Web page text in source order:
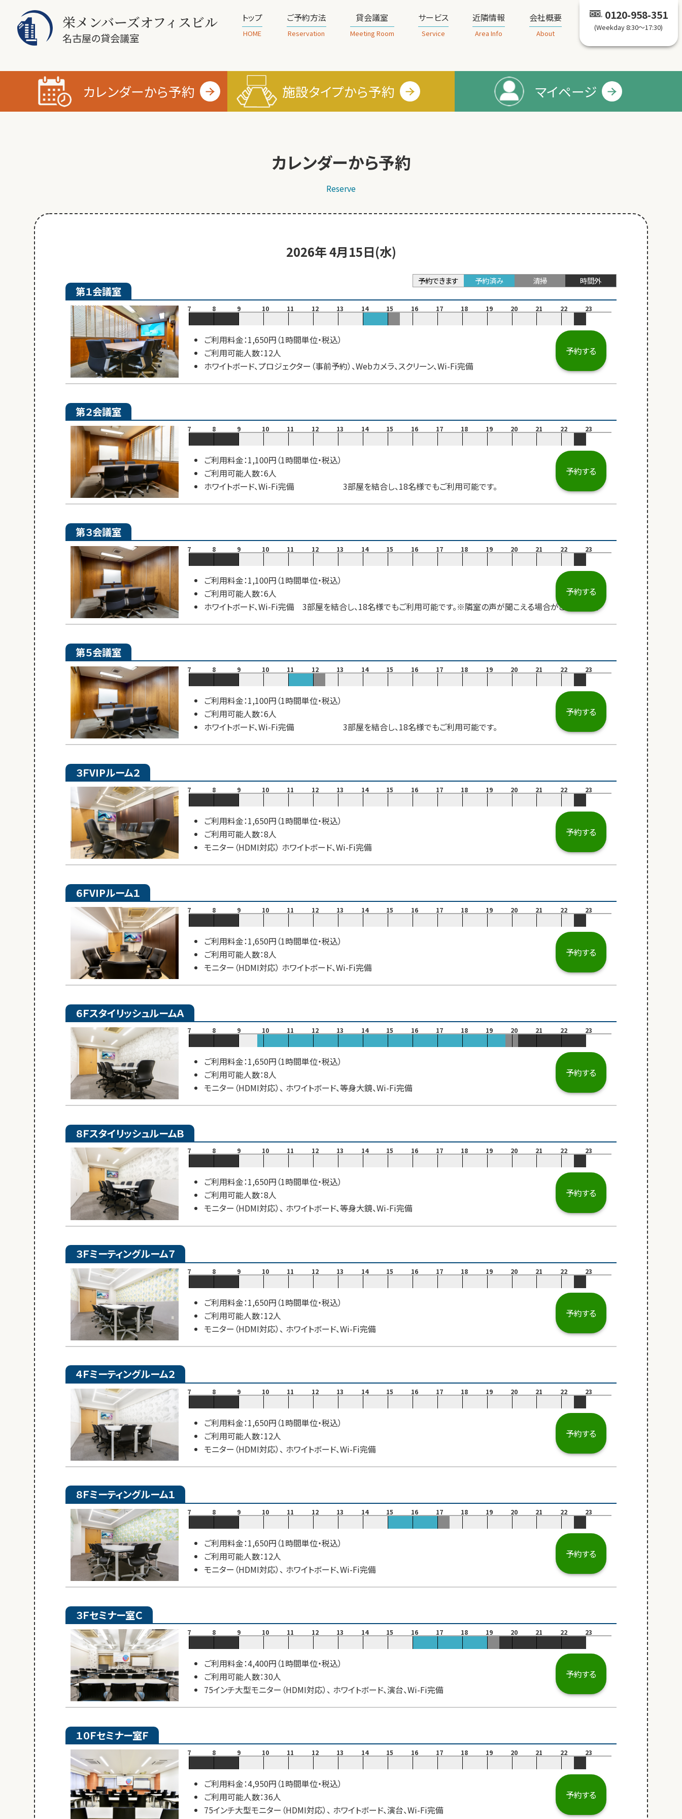
栄メンバーズオフィスビル
名古屋の貸会議室
トップ
HOME
ご予約方法
Reservation
貸会議室
Meeting Room
サービス
Service
近隣情報
Area Info
会社概要
About
0120-958-351
(Weekday 8:30～17:30)
カレンダーから予約 施設タイプから予約 マイページ
カレンダーから予約
Reserve
2026年 4月15日(水)
予約できます 予約済み 清掃 時間外
第１会議室
7 8 9 10 11 12 13 14 15 16 17 18 19 20 21 22 23
ご利用料金：1,650円（1時間単位・税込）
ご利用可能人数：12人
ホワイトボード、プロジェクター（事前予約）、Webカメラ、スクリーン、Wi-Fi完備
予約する
第２会議室
7 8 9 10 11 12 13 14 15 16 17 18 19 20 21 22 23
ご利用料金：1,100円（1時間単位・税込）
ご利用可能人数：6人
ホワイトボード、Wi-Fi完備 3部屋を結合し、18名様でもご利用可能です。
予約する
第３会議室
7 8 9 10 11 12 13 14 15 16 17 18 19 20 21 22 23
ご利用料金：1,100円（1時間単位・税込）
ご利用可能人数：6人
ホワイトボード、Wi-Fi完備 3部屋を結合し、18名様でもご利用可能です。※隣室の声が聞こえる場合がございます。
予約する
第５会議室
7 8 9 10 11 12 13 14 15 16 17 18 19 20 21 22 23
ご利用料金：1,100円（1時間単位・税込）
ご利用可能人数：6人
ホワイトボード、Wi-Fi完備 3部屋を結合し、18名様でもご利用可能です。
予約する
３ＦVIPルーム２
7 8 9 10 11 12 13 14 15 16 17 18 19 20 21 22 23
ご利用料金：1,650円（1時間単位・税込）
ご利用可能人数：8人
モニター（HDMI対応） ホワイトボード、Wi-Fi完備
予約する
６ＦVIPルーム１
7 8 9 10 11 12 13 14 15 16 17 18 19 20 21 22 23
ご利用料金：1,650円（1時間単位・税込）
ご利用可能人数：8人
モニター（HDMI対応） ホワイトボード、Wi-Fi完備
予約する
６ＦスタイリッシュルームＡ
7 8 9 10 11 12 13 14 15 16 17 18 19 20 21 22 23
ご利用料金：1,650円（1時間単位・税込）
ご利用可能人数：8人
モニター（HDMI対応）、 ホワイトボード、等身大鏡、Wi-Fi完備
予約する
８ＦスタイリッシュルームＢ
7 8 9 10 11 12 13 14 15 16 17 18 19 20 21 22 23
ご利用料金：1,650円（1時間単位・税込）
ご利用可能人数：8人
モニター（HDMI対応）、 ホワイトボード、等身大鏡、Wi-Fi完備
予約する
３Ｆミーティングルーム７
7 8 9 10 11 12 13 14 15 16 17 18 19 20 21 22 23
ご利用料金：1,650円（1時間単位・税込）
ご利用可能人数：12人
モニター（HDMI対応）、 ホワイトボード、Wi-Fi完備
予約する
４Ｆミーティングルーム２
7 8 9 10 11 12 13 14 15 16 17 18 19 20 21 22 23
ご利用料金：1,650円（1時間単位・税込）
ご利用可能人数：12人
モニター（HDMI対応）、 ホワイトボード、Wi-Fi完備
予約する
８Ｆミーティングルーム１
7 8 9 10 11 12 13 14 15 16 17 18 19 20 21 22 23
ご利用料金：1,650円（1時間単位・税込）
ご利用可能人数：12人
モニター（HDMI対応）、 ホワイトボード、Wi-Fi完備
予約する
３Ｆセミナー室Ｃ
7 8 9 10 11 12 13 14 15 16 17 18 19 20 21 22 23
ご利用料金：4,400円（1時間単位・税込）
ご利用可能人数：30人
75インチ大型モニター（HDMI対応）、 ホワイトボード、演台、Wi-Fi完備
予約する
１０Ｆセミナー室Ｆ
7 8 9 10 11 12 13 14 15 16 17 18 19 20 21 22 23
ご利用料金：4,950円（1時間単位・税込）
ご利用可能人数：36人
75インチ大型モニター（HDMI対応）、 ホワイトボード、演台、Wi-Fi完備
予約する